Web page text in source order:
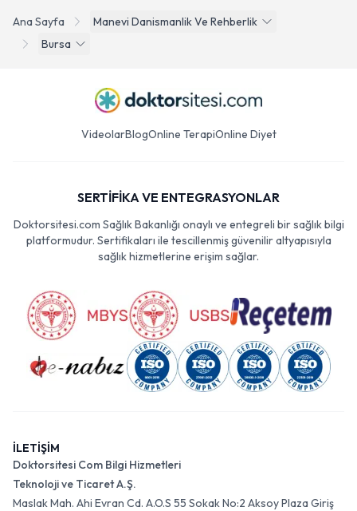
Ana Sayfa
Manevi Danismanlik Ve Rehberlik
Bursa
VideolarBlogOnline TerapiOnline Diyet
SERTİFİKA VE ENTEGRASYONLAR
Doktorsitesi.com Sağlık Bakanlığı onaylı ve entegreli bir sağlık bilgi
platformudur. Sertifikaları ile tescillenmiş güvenilir altyapısıyla
sağlık hizmetlerine erişim sağlar.
İLETİŞİM
Doktorsitesi Com Bilgi Hizmetleri
Teknoloji ve Ticaret A.Ş.
Maslak Mah. Ahi Evran Cd. A.O.S 55 Sokak No:2 Aksoy Plaza Giriş